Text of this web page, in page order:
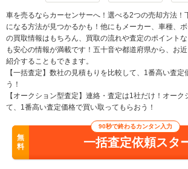
車を売るならカーセンサーへ！選べる2つの売却方法！
になる方法が見つかるかも！他にもメーカー、車種、
の買取情報はもちろん、買取の流れや査定のポイント
も安心の情報が満載です！五十音や都道府県から、お
紹介することもできます。
【一括査定】数社の見積もりを比較して、1番高い査
う！
【オークション型査定】連絡・査定は1社だけ！オーク
て、1番高い査定価格で買い取ってもらおう！
無
料
90秒で終わるカンタン入力
一括査定依頼スタ